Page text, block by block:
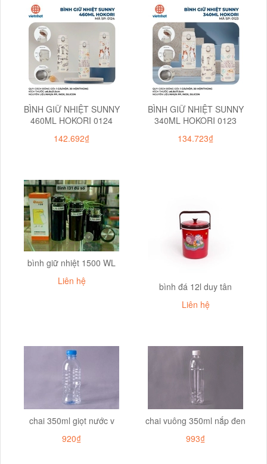
BÌNH GIỮ NHIỆT SUNNY
460ML HOKORI 0124
142.692₫
BÌNH GIỮ NHIỆT SUNNY
340ML HOKORI 0123
134.723₫
bình giữ nhiệt 1500 WL
Liên hệ
bình đá 12l duy tân
Liên hệ
chai 350ml giọt nước v
920₫
chai vuông 350ml nắp đen
993₫